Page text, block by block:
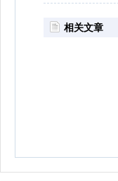
相关文章